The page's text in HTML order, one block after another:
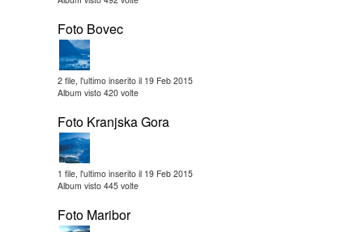
Foto Bovec
2 file, l'ultimo inserito il 19 Feb 2015
Album visto 420 volte
Foto Kranjska Gora
1 file, l'ultimo inserito il 19 Feb 2015
Album visto 445 volte
Foto Maribor